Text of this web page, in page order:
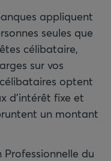
appliquent
seules que
célibataire,
sur vos
optent
d’intérêt fixe et
un montant
Professionnelle du